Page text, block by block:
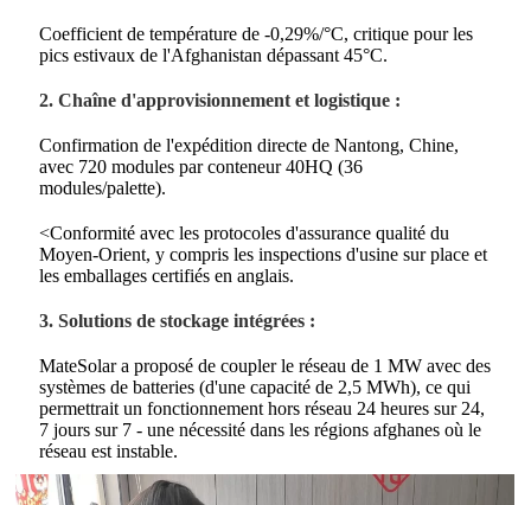
Coefficient de température de -0,29%/°C, critique pour les
pics estivaux de l'Afghanistan dépassant 45°C.
2. Chaîne d'approvisionnement et logistique :
Confirmation de l'expédition directe de Nantong, Chine,
avec 720 modules par conteneur 40HQ (36
modules/palette).
<Conformité avec les protocoles d'assurance qualité du
Moyen-Orient, y compris les inspections d'usine sur place et
les emballages certifiés en anglais.
3. Solutions de stockage intégrées :
MateSolar a proposé de coupler le réseau de 1 MW avec des
systèmes de batteries (d'une capacité de 2,5 MWh), ce qui
permettrait un fonctionnement hors réseau 24 heures sur 24,
7 jours sur 7 - une nécessité dans les régions afghanes où le
réseau est instable.